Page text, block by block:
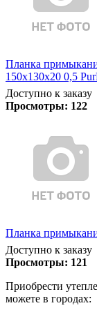
Планка
150х130х20 0,5
Доступно к заказу
Просмотры: 122
Планка
Доступно к заказу
Просмотры: 121
Приобрести
можете в городах: